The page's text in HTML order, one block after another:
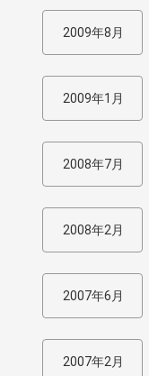
2009年8月
2009年1月
2008年7月
2008年2月
2007年6月
2007年2月